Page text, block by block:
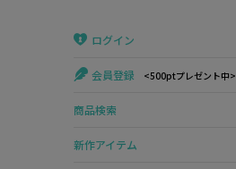
ログイン
会員登録 <500ptプレゼント中>
商品検索
新作アイテム